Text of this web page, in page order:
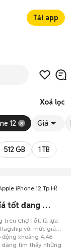
Tải app
Xoá lọc
12 Giá
512 GB 1 TB
iPhone 12 Tp Hồ
695 iPhone 12 cũ tại TPHCM like new giá tốt đang bán 08/2026
trên Chợ Tốt, là lựa
với mức giá
động khoảng 4,46
tìm thấy những